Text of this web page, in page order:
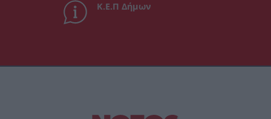
Κ.Ε.Π Δήμων